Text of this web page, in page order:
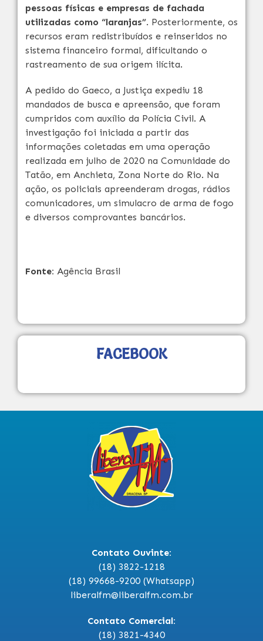
pessoas físicas e empresas de fachada
utilizadas como “laranjas”. Posteriormente, os
recursos eram redistribuídos e reinseridos no
sistema financeiro formal, dificultando o
rastreamento de sua origem ilícita.
A pedido do Gaeco, a Justiça expediu 18
mandados de busca e apreensão, que foram
cumpridos com auxílio da Polícia Civil. A
investigação foi iniciada a partir das
informações coletadas em uma operação
realizada em julho de 2020 na Comunidade do
Tatão, em Anchieta, Zona Norte do Rio. Na
ação, os policiais apreenderam drogas, rádios
comunicadores, um simulacro de arma de fogo
e diversos comprovantes bancários.
Fonte: Agência Brasil
FACEBOOK
Contato Ouvinte:
(18) 3822-1218
(18) 99668-9200 (Whatsapp)
liberalfm@liberalfm.com.br
Contato Comercial:
(18) 3821-4340